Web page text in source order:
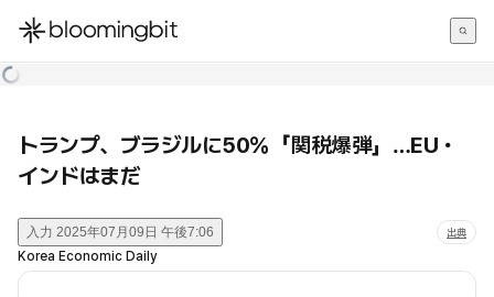
한국어
トランプ、ブラジルに50％「関税爆弾」…EU・
インドはまだ
入力 2025年07月09日 午後7:06 出典
Korea Economic Daily